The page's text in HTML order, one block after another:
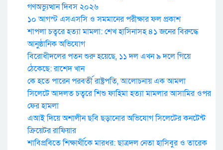
গণঅভ্যুত্থান দিবস ২০২৬
১০ আগস্ট এসএসসি ও সমমানের পরীক্ষার ফল প্রকাশ
শাপলা চত্বরে হত্যা মামলা: শেখ হাসিনাসহ ৪১ জনের বিরুদ্ধে
আনুষ্ঠানিক অভিযোগ
বিরোধীদলের পতন শুরু হয়েছে, ১১ দল এখন ৯ দলে গিয়ে
ঠেকেছে: রাশেদ খান
কে হতে পারেন পরবর্তী রাষ্ট্রপতি, আলোচনায় এক আমলা
সিলেটে আদলত চত্বরে শিশু ফাহিমা হত্যা মামলার আসামির ওপর
ফের হামলা
এআই দিয়ে অশালীন ছবি ছড়ানোর অভিযোগ সিলেটের কনটেন্ট
ক্রিয়েটর রাফিয়ার
শাবিপ্রবিতে শিক্ষার্থীকে মারধর: ছাত্রদল নেতা হাসিবুর ও তারেক